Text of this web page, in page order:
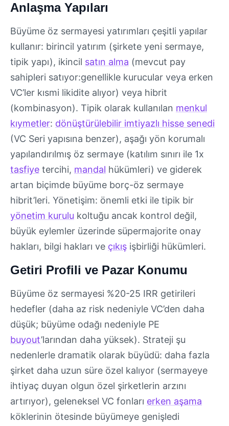
Anlaşma Yapıları
Büyüme öz sermayesi yatırımları çeşitli yapılar
kullanır: birincil yatırım (şirkete yeni sermaye,
tipik yapı), ikincil satın alma (mevcut pay
sahipleri satıyor:genellikle kurucular veya erken
VC’ler kısmi likidite alıyor) veya hibrit
(kombinasyon). Tipik olarak kullanılan menkul
kıymetler: dönüştürülebilir imtiyazlı hisse senedi
(VC Seri yapısına benzer), aşağı yön korumalı
yapılandırılmış öz sermaye (katılım sınırı ile 1x
tasfiye tercihi, mandal hükümleri) ve giderek
artan biçimde büyüme borç-öz sermaye
hibrit’leri. Yönetişim: önemli etki ile tipik bir
yönetim kurulu koltuğu ancak kontrol değil,
büyük eylemler üzerinde süpermajorite onay
hakları, bilgi hakları ve çıkış işbirliği hükümleri.
Getiri Profili ve Pazar Konumu
Büyüme öz sermayesi %20-25 IRR getirileri
hedefler (daha az risk nedeniyle VC’den daha
düşük; büyüme odağı nedeniyle PE
buyout’larından daha yüksek). Strateji şu
nedenlerle dramatik olarak büyüdü: daha fazla
şirket daha uzun süre özel kalıyor (sermayeye
ihtiyaç duyan olgun özel şirketlerin arzını
artırıyor), geleneksel VC fonları erken aşama
köklerinin ötesinde büyümeye genişledi